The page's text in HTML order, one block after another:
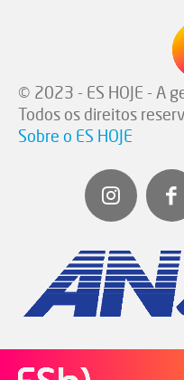
© 2023 - ES HOJE - A
Todos os direitos
Sobre o ES HOJE